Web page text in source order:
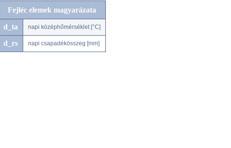
Fejléc elemek magyarázata
d_ta napi középhőmérséklet [°C]
d_rs napi csapadékösszeg [mm]